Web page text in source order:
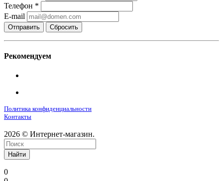
Телефон *
E-mail
Сбросить
Рекомендуем
Политика конфиденциальности
Контакты
2026 © Интернет-магазин.
Найти
0